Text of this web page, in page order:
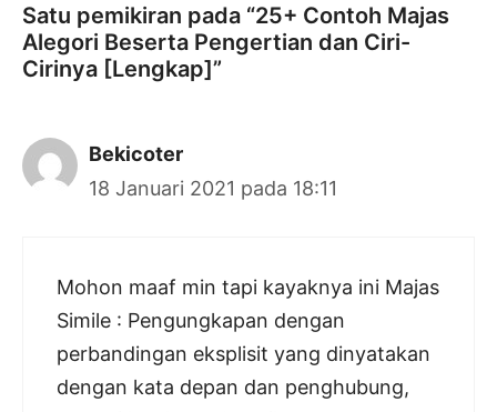
Satu pemikiran pada “25+ Contoh Majas
Alegori Beserta Pengertian dan Ciri-
Cirinya [Lengkap]”
Bekicoter
18 Januari 2021 pada 18:11
Mohon maaf min tapi kayaknya ini Majas
Simile : Pengungkapan dengan
perbandingan eksplisit yang dinyatakan
dengan kata depan dan penghubung,